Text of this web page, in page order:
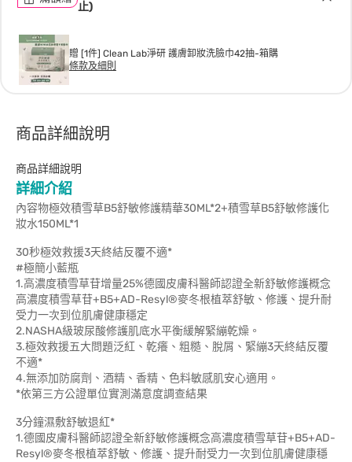
止)
贈 [1件] Clean Lab淨研 護膚卸妝洗臉巾42抽-箱購
條款及細則
商品詳細說明
商品詳細說明
詳細介紹
內容物極效積雪草B5舒敏修護精華30ML*2+積雪草B5舒敏修護化
妝水150ML*1
30秒極效救援3天終結反覆不適*
#極簡小藍瓶
1.高濃度積雪草苷增量25%德國皮膚科醫師認證全新舒敏修護概念
高濃度積雪草苷+B5+AD-Resyl®麥冬根植萃舒敏、修護、提升耐
受力一次到位肌膚健康穩定
2.NASHA級玻尿酸修護肌底水平衡緩解緊繃乾燥。
3.極效救援五大問題泛紅、乾癢、粗糙、脫屑、緊繃3天終結反覆
不適*
4.無添加防腐劑、酒精、香精、色料敏感肌安心適用。
*依第三方公證單位實測滿意度調查結果
3分鐘濕敷舒敏退紅*
1.德國皮膚科醫師認證全新舒敏修護概念高濃度積雪草苷+B5+AD-
Resyl®麥冬根植萃舒敏、修護、提升耐受力一次到位肌膚健康穩